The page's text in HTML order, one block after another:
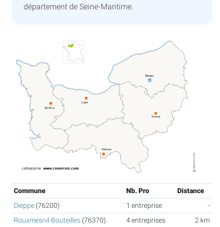
département de Seine-Maritime.
Commune Nb. Pro
Distance
Dieppe (76200) 1 entreprise
-
Rouxmesnil-Bouteilles (76370) 4 entreprises
2 km